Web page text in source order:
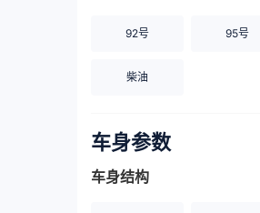
92号 95号
柴油
车身参数
车身结构